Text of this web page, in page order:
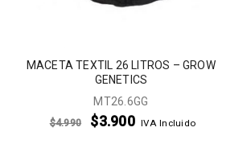
MACETA TEXTIL 26 LITROS – GROW
GENETICS
MT26.6GG
$4.990 $3.900 IVA Incluido